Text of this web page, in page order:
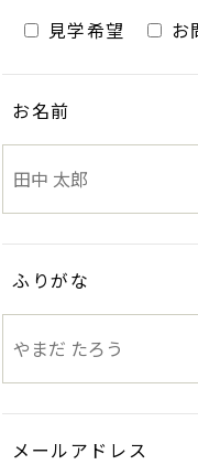
見学希望
お
お名前
ふりがな
メールアドレス